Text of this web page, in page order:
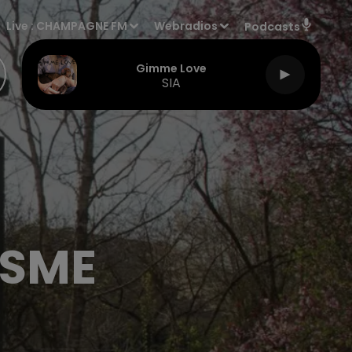
Live :CHAMPAGNE FM Webradios Podcasts
Gimme Love
SIA